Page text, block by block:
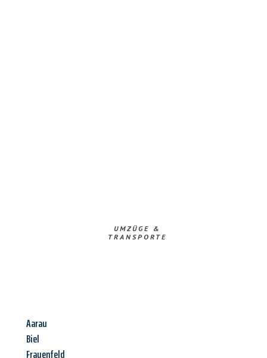
UMZÜGE &
TRANSPORTE
Aarau
Biel
Frauenfeld